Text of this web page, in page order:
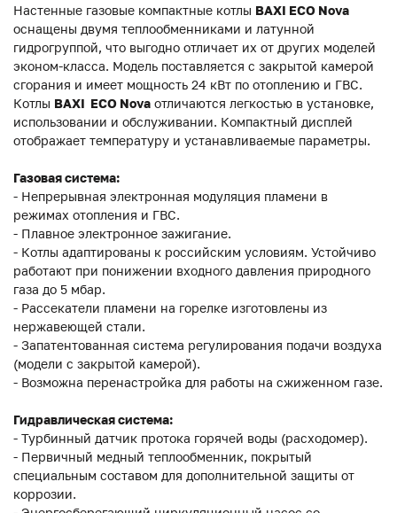
Настенные газовые компактные котлы BAXI ECO Nova
оснащены двумя теплообменниками и латунной
гидрогруппой, что выгодно отличает их от других моделей
эконом-класса. Модель поставляется с закрытой камерой
сгорания и имеет мощность 24 кВт по отоплению и ГВС.
Котлы BAXI ECO Nova отличаются легкостью в установке,
использовании и обслуживании. Компактный дисплей
отображает температуру и устанавливаемые параметры.
Газовая система:
- Непрерывная электронная модуляция пламени в
режимах отопления и ГВС.
- Плавное электронное зажигание.
- Котлы адаптированы к российским условиям. Устойчиво
работают при понижении входного давления природного
газа до 5 мбар.
- Рассекатели пламени на горелке изготовлены из
нержавеющей стали.
- Запатентованная система регулирования подачи воздуха
(модели с закрытой камерой).
- Возможна перенастройка для работы на сжиженном газе.
Гидравлическая система:
- Турбинный датчик протока горячей воды (расходомер).
- Первичный медный теплообменник, покрытый
специальным составом для дополнительной защиты от
коррозии.